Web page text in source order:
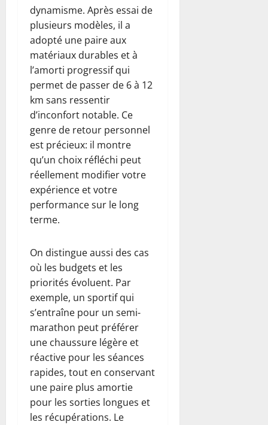
dynamisme. Après essai de
plusieurs modèles, il a
adopté une paire aux
matériaux durables et à
l’amorti progressif qui
permet de passer de 6 à 12
km sans ressentir
d’inconfort notable. Ce
genre de retour personnel
est précieux: il montre
qu’un choix réfléchi peut
réellement modifier votre
expérience et votre
performance sur le long
terme.
On distingue aussi des cas
où les budgets et les
priorités évoluent. Par
exemple, un sportif qui
s’entraîne pour un semi-
marathon peut préférer
une chaussure légère et
réactive pour les séances
rapides, tout en conservant
une paire plus amortie
pour les sorties longues et
les récupérations. Le